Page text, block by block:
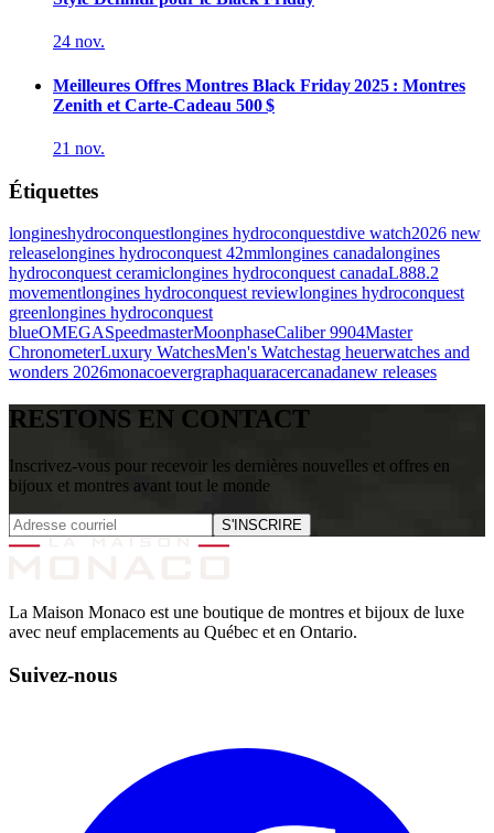
24 nov.
Meilleures Offres Montres Black Friday 2025 : Montres
Zenith et Carte‑Cadeau 500 $
21 nov.
Étiquettes
longineshydroconquestlongines hydroconquestdive watch2026 new
releaselongines hydroconquest 42mmlongines canadalongines
hydroconquest ceramiclongines hydroconquest canadaL888.2
movementlongines hydroconquest reviewlongines hydroconquest
greenlongines hydroconquest
blueOMEGASpeedmasterMoonphaseCaliber 9904Master
ChronometerLuxury WatchesMen's Watchestag heuerwatches and
wonders 2026monacoevergraphaquaracercanadanew releases
RESTONS EN CONTACT
Inscrivez-vous pour recevoir les dernières nouvelles et offres en
bijoux et montres avant tout le monde
S'INSCRIRE
La Maison Monaco est une boutique de montres et bijoux de luxe
avec neuf emplacements au Québec et en Ontario.
Suivez-nous